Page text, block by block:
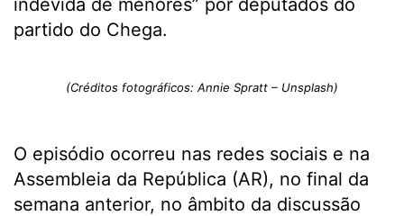
indevida de menores” por deputados do
partido do Chega.
(Créditos fotográficos: Annie Spratt – Unsplash)
O episódio ocorreu nas redes sociais e na
Assembleia da República (AR), no final da
semana anterior, no âmbito da discussão